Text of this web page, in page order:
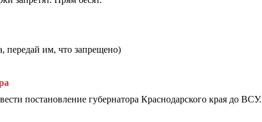
передай им, что запрещено)
постановление губернатора Краснодарского края до ВСУ.